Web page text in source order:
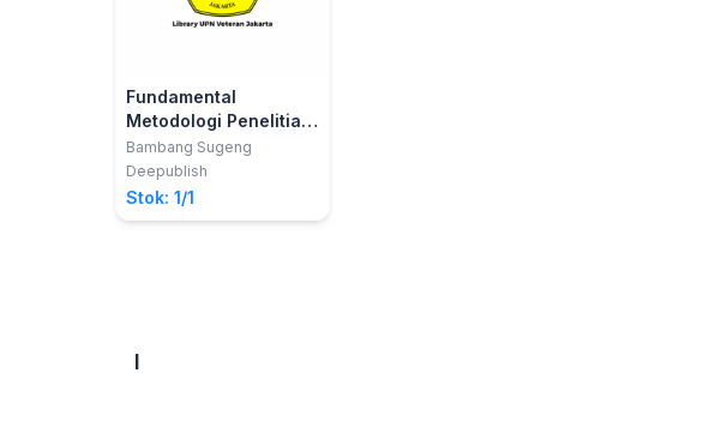
Fundamental
Metodologi Penelitian
Kuantitatif
(Eksplanatif)
Bambang Sugeng
Deepublish
Stok: 1/1
I